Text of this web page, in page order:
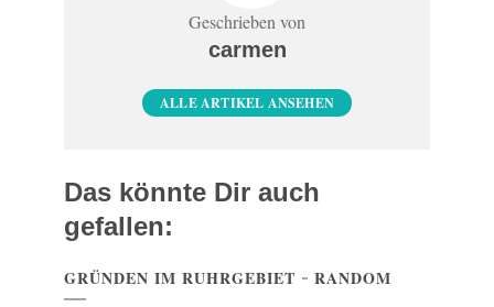
Geschrieben von
carmen
ALLE ARTIKEL ANSEHEN
Das könnte Dir auch
gefallen:
GRÜNDEN IM RUHRGEBIET RANDOM